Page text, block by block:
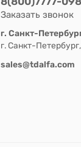
Заказать звонок
г. Санкт-
г. Санкт-
sales@tdalfa.com